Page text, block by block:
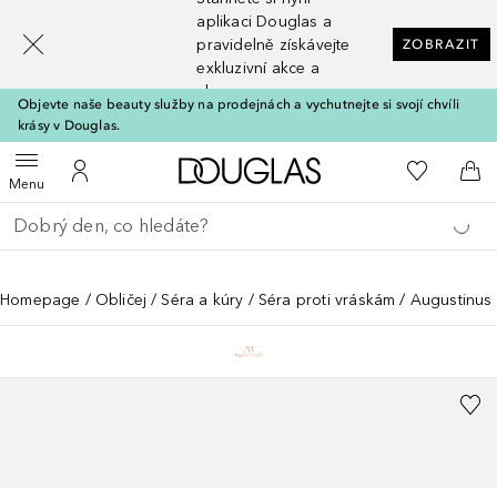
aplikaci Douglas a
pravidelně získávejte
exkluzivní akce a
slevy
ZOBRAZIT
Objevte naše beauty služby na prodejnách a vychutnejte si svojí chvíli
krásy v Douglas.
MenuOtevřít menuK mému účtu
Domů K mému
Do
Vraťte se
Proveďte vyhledávání
Homepage Obličej Séra a kúry Séra proti vráskám Augustinus
[navigation.slideout.screenreader]